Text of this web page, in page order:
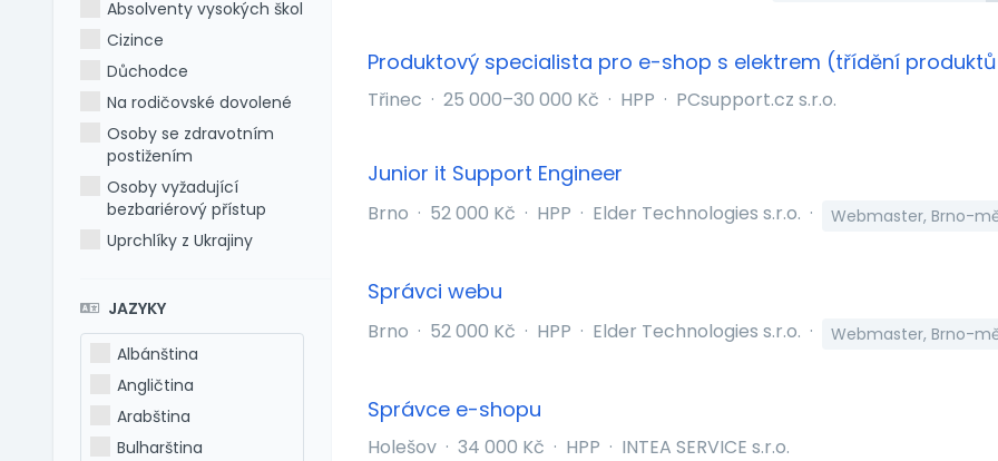
Absolventy vysokých škol
Cizince
Důchodce
Na rodičovské dovolené
Osoby se zdravotním
postižením
Osoby vyžadující
bezbariérový přístup
Uprchlíky z Ukrajiny
JAZYKY
Albánština
Angličtina
Arabština
Bulharština
Produktový specialista pro e-shop s elektrem (třídění
Třinec · 25 000–30 000 Kč · HPP · PCsupport.cz s.r.o.
Junior it Support Engineer
Brno · 52 000 Kč · HPP · Elder Technologies s.r.o. · Webmaster, Brno-
Správci webu
Brno · 52 000 Kč · HPP · Elder Technologies s.r.o. · Webmaster, Brno-
Správce e-shopu
Holešov · 34 000 Kč · HPP · INTEA SERVICE s.r.o.